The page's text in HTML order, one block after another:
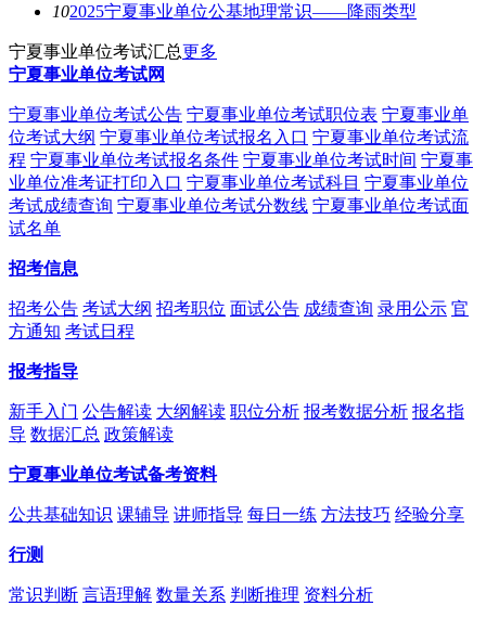
102025宁夏事业单位公基地理常识——降雨类型
宁夏事业单位考试汇总更多
宁夏事业单位考试网
宁夏事业单位考试公告 宁夏事业单位考试职位表 宁夏事业单
位考试大纲 宁夏事业单位考试报名入口 宁夏事业单位考试流
程 宁夏事业单位考试报名条件 宁夏事业单位考试时间 宁夏事
业单位准考证打印入口 宁夏事业单位考试科目 宁夏事业单位
考试成绩查询 宁夏事业单位考试分数线 宁夏事业单位考试面
试名单
招考信息
招考公告 考试大纲 招考职位 面试公告 成绩查询 录用公示 官
方通知 考试日程
报考指导
新手入门 公告解读 大纲解读 职位分析 报考数据分析 报名指
导 数据汇总 政策解读
宁夏事业单位考试备考资料
公共基础知识 课辅导 讲师指导 每日一练 方法技巧 经验分享
行测
常识判断 言语理解 数量关系 判断推理 资料分析